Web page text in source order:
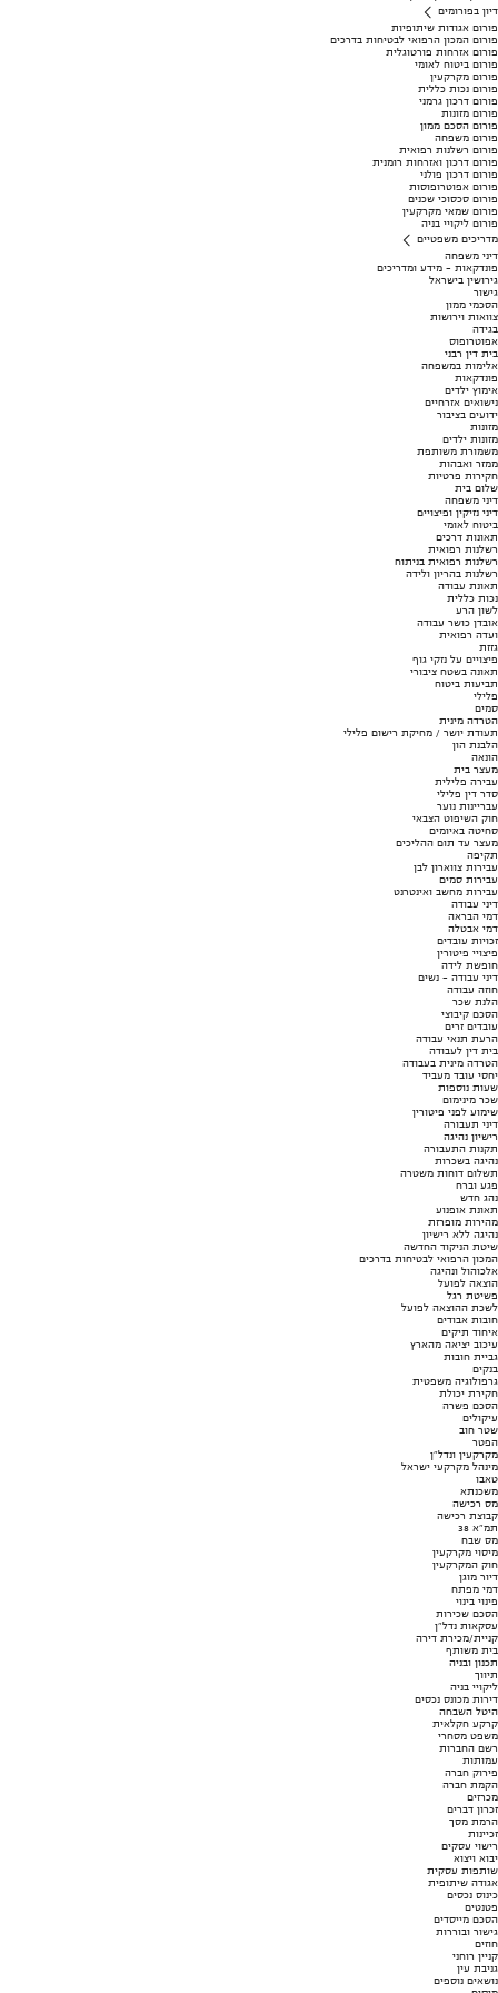
דיון בפורומים
פורום אגודות שיתופיות
פורום המכון הרפואי לבטיחות בדרכים
פורום אזרחות פורטוגלית
פורום ביטוח לאומי
פורום מקרקעין
פורום נכות כללית
פורום דרכון גרמני
פורום מזונות
פורום הסכם ממון
פורום משפחה
פורום רשלנות רפואית
פורום דרכון ואזרחות רומנית
פורום דרכון פולני
פורום אפוטרופוסות
פורום סכסוכי שכנים
פורום שמאי מקרקעין
פורום ליקויי בניה
מדריכים משפטיים
דיני משפחה
פונדקאות - מידע ומדריכים
גירושין בישראל
גישור
הסכמי ממון
צוואות וירושות
בגידה
אפוטרופוס
בית דין רבני
אלימות במשפחה
פונדקאות
אימוץ ילדים
נישואים אזרחיים
ידועים בציבור
מזונות
מזונות ילדים
משמורת משותפת
ממזר ואבהות
חקירות פרטיות
שלום בית
דיני משפחה
דיני נזיקין ופיצויים
ביטוח לאומי
תאונות דרכים
רשלנות רפואית
רשלנות רפואית בניתוח
רשלנות בהריון ולידה
תאונת עבודה
נכות כללית
לשון הרע
אובדן כושר עבודה
ועדה רפואית
גזזת
פיצויים על נזקי גוף
תאונה בשטח ציבורי
תביעות ביטוח
פלילי
סמים
הטרדה מינית
תעודת יושר / מחיקת רישום פלילי
הלבנת הון
הונאה
מעצר בית
עבירה פלילית
סדר דין פלילי
עבריינות נוער
חוק השיפוט הצבאי
סחיטה באיומים
מעצר עד תום ההליכים
תקיפה
עבירות צווארון לבן
עבירות סמים
עבירות מחשב ואינטרנט
דיני עבודה
דמי הבראה
דמי אבטלה
זכויות עובדים
פיצויי פיטורין
חופשת לידה
דיני עבודה - נשים
חוזה עבודה
הלנת שכר
הסכם קיבוצי
עובדים זרים
הרעת תנאי עבודה
בית דין לעבודה
הטרדה מינית בעבודה
יחסי עובד מעביד
שעות נוספות
שכר מינימום
שימוע לפני פיטורין
דיני תעבורה
רישיון נהיגה
תקנות התעבורה
נהיגה בשכרות
תשלום דוחות משטרה
פגע וברח
נהג חדש
תאונת אופנוע
מהירות מופרזת
נהיגה ללא רישיון
שיטת הניקוד החדשה
המכון הרפואי לבטיחות בדרכים
אלכוהול ונהיגה
הוצאה לפועל
פשיטת רגל
לשכת ההוצאה לפועל
חובות אבודים
איחוד תיקים
עיכוב יציאה מהארץ
גביית חובות
בנקים
גרפולוגיה משפטית
חקירת יכולת
הסכם פשרה
עיקולים
שטר חוב
הפטר
מקרקעין ונדל"ן
מינהל מקרקעי ישראל
טאבו
משכנתא
מס רכישה
קבוצת רכישה
תמ"א 38
מס שבח
מיסוי מקרקעין
חוק המקרקעין
דיור מוגן
דמי מפתח
פינוי בינוי
הסכם שכירות
עסקאות נדל"ן
קניית/מכירת דירה
בית משותף
תכנון ובניה
תיווך
ליקויי בניה
דירות מכונס נכסים
היטל השבחה
קרקע חקלאית
משפט מסחרי
רשם החברות
עמותות
פירוק חברה
הקמת חברה
מכרזים
זכרון דברים
הרמת מסך
זכיינות
רישוי עסקים
יבוא ויצוא
שותפות עסקית
אגודה שיתופית
כינוס נכסים
פטנטים
הסכם מייסדים
גישור ובוררות
חוזים
קניין רוחני
גניבת עין
נושאים נוספים